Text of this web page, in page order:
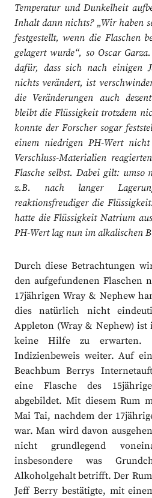
Temperatur und Dunkelheit
Inhalt dann nichts? „Wir haben
festgestellt, wenn die Flaschen
gelagert wurde“, so Oscar
dafür, dass sich nach einigen
nichts verändert, ist
die Veränderungen auch
bleibt die Flüssigkeit trotzdem
konnte der Forscher sogar
einem niedrigen PH-Wert
Verschluss-Materialien
Flasche selbst. Dabei gilt: umso
z.B. nach langer
reaktionsfreudiger die
hatte die Flüssigkeit Natrium
PH-Wert lag nun im alkalischen
Durch diese Betrachtungen
den aufgefundenen Flaschen
17jährigen Wray & Nephew
dies natürlich nicht
Appleton (Wray & Nephew)
keine Hilfe zu erwarten.
Indizienbeweis weiter. Auf
Beachbum Berrys
eine Flasche des
abgebildet. Mit diesem Rum
Mai Tai, nachdem der
war. Man wird davon
nicht grundlegend
insbesondere was
Alkoholgehalt betrifft. Der
Jeff Berry bestätigte, mit